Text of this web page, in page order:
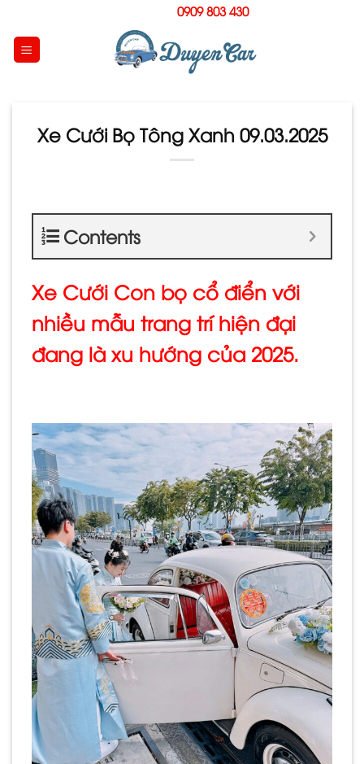
content
0909 803 430
Xe Cưới Bọ Tông Xanh 09.03.2025
Contents
Xe Cưới Con bọ cổ điển với
nhiều mẫu trang trí hiện đại
đang là xu hướng của 2025.